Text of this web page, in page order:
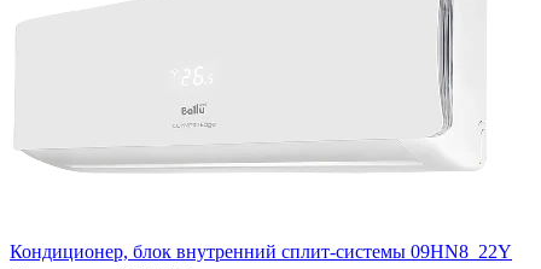
Кондиционер, блок внутренний сплит-системы 09HN8_22Y